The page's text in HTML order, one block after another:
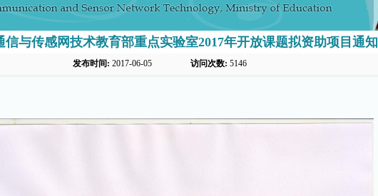
信与传感网技术教育部重点实验室2017年开放课题拟资助项目通知
发布时间: 2017-06-05 访问次数: 5146